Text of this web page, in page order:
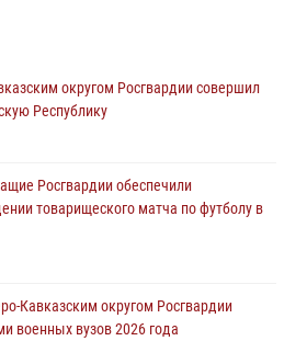
тренировку по единоборствам для
1
округом Росгвардии совершил
Республику
Росгвардии обеспечили
товарищеского матча по футболу в
Кавказским округом Росгвардии
военных вузов 2026 года